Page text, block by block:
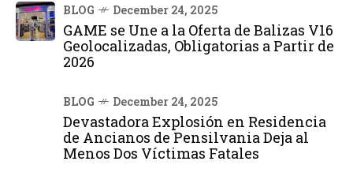
BLOG December 24, 2025
GAME se Une a la Oferta de Balizas V16
Geolocalizadas, Obligatorias a Partir de
2026
BLOG December 24, 2025
Devastadora Explosión en Residencia
de Ancianos de Pensilvania Deja al
Menos Dos Víctimas Fatales